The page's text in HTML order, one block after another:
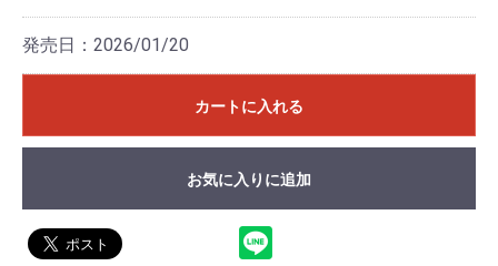
発売日：2026/01/20
カートに入れる
お気に入りに追加